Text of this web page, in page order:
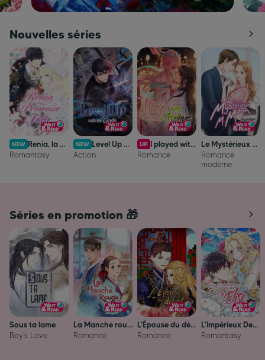
Nouvelles séries
Renia, la Princesse Folle
Romantasy
Level Up with the Gods
Action
I played with the lord's feelings
Romance
Le Mystérieux M. Moon
Romance
moderne
Séries en promotion 🎁
Sous ta lame
Boy's Love
La Manche rouge
Romance
L'Épouse du désert
Romance
L'Impérieux Destin du Dr Élise
Romantasy